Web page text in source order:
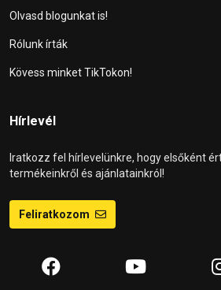
Olvasd blogunkat is!
Rólunk írták
Kövess minket TikTokon!
Hírlevél
Iratkozz fel hírlevelünkre, hogy elsőként
termékeinkről és ajánlatainkról!
Feliratkozom